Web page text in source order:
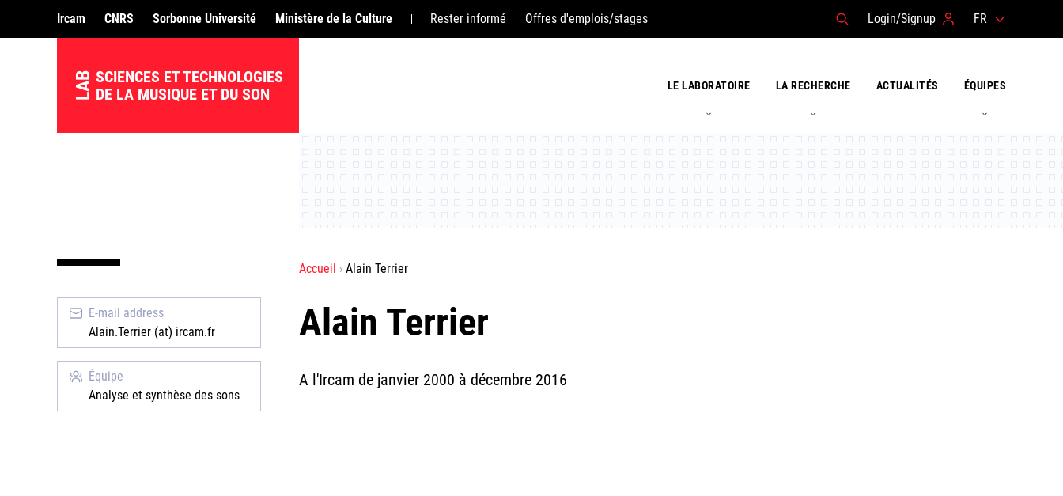
LAB SCIENCES ET TECHNOLOGIES
DE LA MUSIQUE ET DU SON
Ircam CNRS Sorbonne Université Ministère de la Culture Rester informé Offres d'emplois/stages Login/Signup FR
LE LABORATOIRE LA RECHERCHE ACTUALITÉS ÉQUIPES
Accueil Alain Terrier
Alain Terrier
E-mail address
Alain.Terrier (at) ircam.fr
Équipe
Analyse et synthèse des sons
A l'Ircam de janvier 2000 à décembre 2016